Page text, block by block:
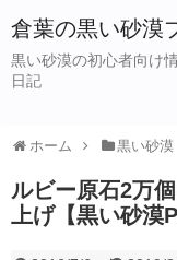
倉葉の黒い砂漠
黒い砂漠の初心者向け
日記
ホーム 黒い砂漠
ルビー原石2万
上げ【黒い砂漠